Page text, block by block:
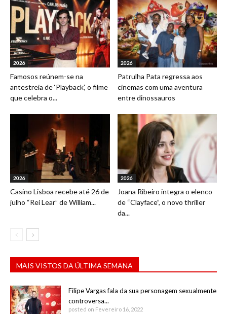
2026
Famosos reúnem-se na
antestreia de ‘Playback’, o filme
que celebra o...
2026
Patrulha Pata regressa aos
cinemas com uma aventura
entre dinossauros
2026
Casino Lisboa recebe até 26 de
julho “Rei Lear” de William...
2026
Joana Ribeiro integra o elenco
de “Clayface”, o novo thriller
da...
MAIS VISTOS DA ÚLTIMA SEMANA
Filipe Vargas fala da sua personagem sexualmente
controversa...
posted on Fevereiro 16, 2022